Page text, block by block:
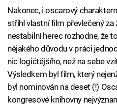
Nakonec, i oscarový
střihl vlastní film převlečený za
nestabilní herec rozhodne, že
nějakého důvodu v práci
nic logičtějšího, než na sebe
Výsledkem byl film, který
byl nominován na deset (!)
kongresové knihovny